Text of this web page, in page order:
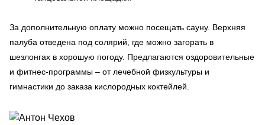
За дополнительную оплату можно посещать сауну. Верхняя
палуба отведена под солярий, где можно загорать в
шезлонгах в хорошую погоду. Предлагаются оздоровительные
и фитнес-программы – от лечебной физкультуры и
гимнастики до заказа кислородных коктейлей.